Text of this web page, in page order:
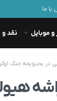
با ما
و موبایل نقد و
در بحبوبحه جنگ